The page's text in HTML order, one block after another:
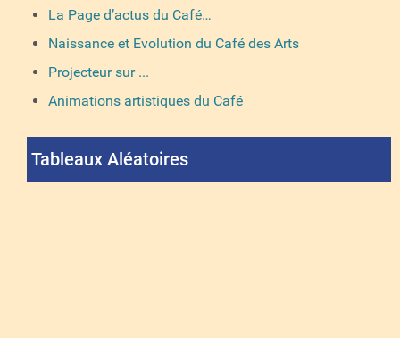
La Page d’actus du Café…
Naissance et Evolution du Café des Arts
Projecteur sur ...
Animations artistiques du Café
Tableaux Aléatoires